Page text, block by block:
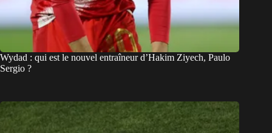
Wydad : qui est le nouvel entraîneur d’Hakim Ziyech, Paulo
Sergio ?